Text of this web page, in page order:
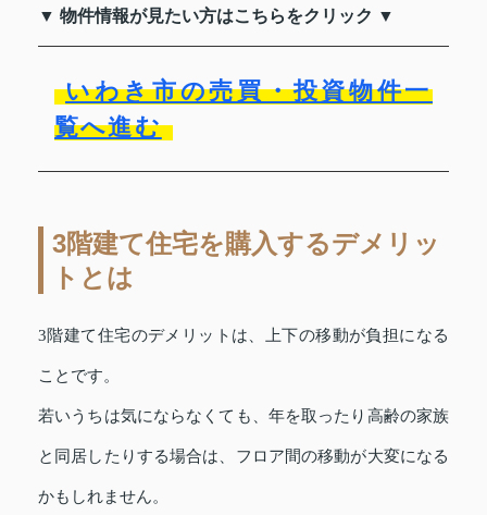
▼ 物件情報が見たい方はこちらをクリック ▼
いわき市の売買・投資物件一
覧へ進む
3階建て住宅を購入するデメリッ
トとは
3階建て住宅のデメリットは、上下の移動が負担になる
ことです。
若いうちは気にならなくても、年を取ったり高齢の家族
と同居したりする場合は、フロア間の移動が大変になる
かもしれません。